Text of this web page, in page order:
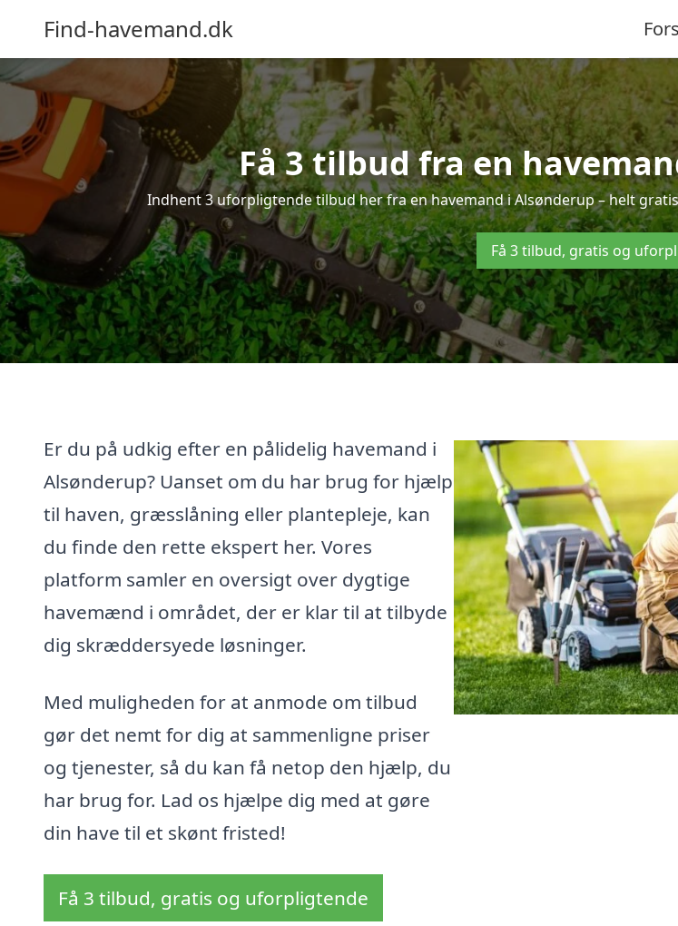
Find-havemand.dk
Få 3 tilbud fra en
Indhent 3 uforpligtende tilbud her fra en havemand i Alsønderup – helt
Få 3 tilbud, gratis og
Er du på udkig efter en pålidelig havemand i
Alsønderup? Uanset om du har brug for hjælp
til haven, græsslåning eller plantepleje, kan
du finde den rette ekspert her. Vores
platform samler en oversigt over dygtige
havemænd i området, der er klar til at tilbyde
dig skræddersyede løsninger.
Med muligheden for at anmode om tilbud
gør det nemt for dig at sammenligne priser
og tjenester, så du kan få netop den hjælp, du
har brug for. Lad os hjælpe dig med at gøre
din have til et skønt fristed!
Få 3 tilbud, gratis og uforpligtende